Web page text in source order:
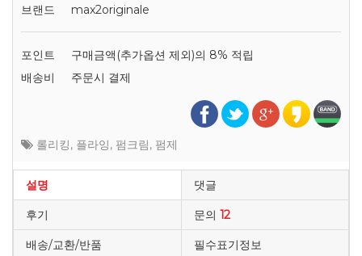
브랜드
max2originale
포인트
구매금액(추가옵션 제외)의 8% 적립
배송비
주문시 결제
롤리킹, 플라잉, 펌크림, 펌제
설명 댓글
후기 문의 12
배송/교환/반품 필수표기정보